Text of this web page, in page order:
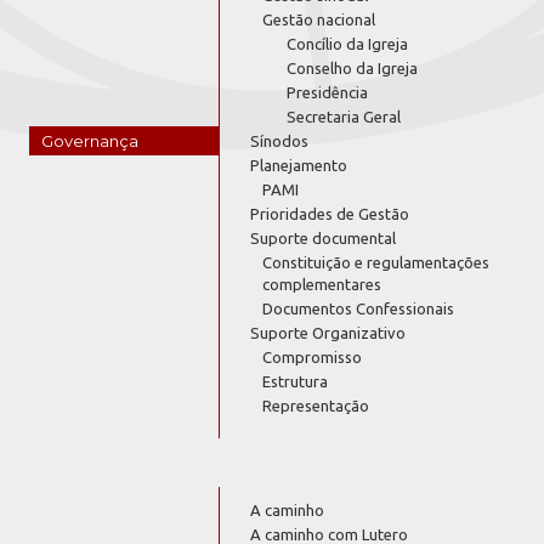
Governança
Gestão nacional
Concílio da Igreja
Conselho da Igreja
Presidência
Secretaria Geral
Sínodos
Planejamento
PAMI
Prioridades de Gestão
Suporte documental
Constituição e regulamentações
complementares
Documentos Confessionais
Suporte Organizativo
Compromisso
Estrutura
Representação
A caminho
A caminho com Lutero